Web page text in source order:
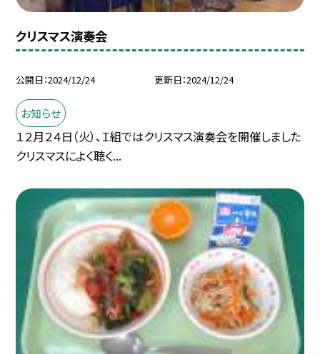
クリスマス演奏会
公開日 2024/12/24 更新日 2024/12/24
お知らせ
１２月２４日（火）、Ｉ組ではクリスマス演奏会を開催しました
クリスマスによく聴く...